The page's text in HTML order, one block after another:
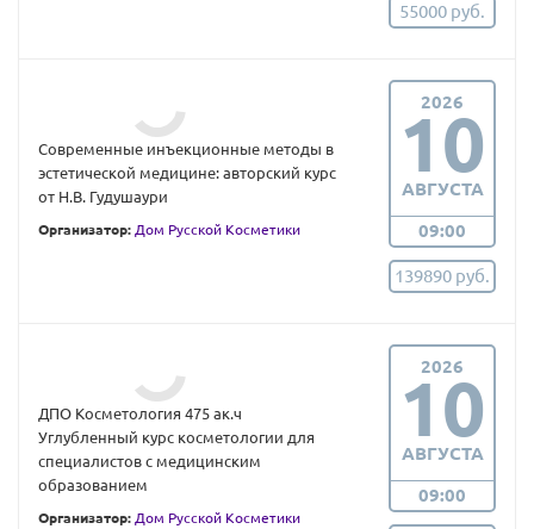
55000 руб.
Современные инъекционные методы в
эстетической медицине: авторский курс
от Н.В. Гудушаури
Организатор: Дом Русской Косметики
2026
10
АВГУСТА
09:00
139890 руб.
ДПО Косметология 475 ак.ч
Углубленный курс косметологии для
специалистов с медицинским
образованием
Организатор: Дом Русской Косметики
2026
10
АВГУСТА
09:00